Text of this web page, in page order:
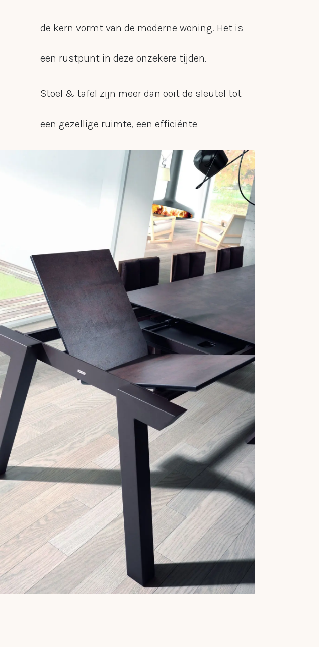
de kern vormt van de moderne woning. Het is
een rustpunt in deze onzekere tijden.
Stoel & tafel zijn meer dan ooit de sleutel tot
een gezellige ruimte, een efficiënte
thuiswerkplaats. Dit vraagt ook om een
aangepaste benadering van hoe een
meubelzaak er uit moet zien. Om die reden
serveren Caroline Dhont en Koen De Rore
sinds enkele jaren een uniek concept. Sitta
Mesa in Deinze speelt perfect in op de
eigentijdse leefwereld, door middel van een
zeer uitgebreid en gevarieerd aanbod van
stoelen en tafels, en nu ook een nieuwe lijn
design relaxzetels.